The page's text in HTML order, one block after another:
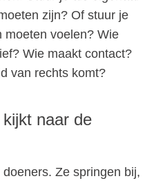
zijn? Of stuur je
moeten voelen? Wie
Wie maakt contact?
van rechts komt?
naar de
Ze springen bij,